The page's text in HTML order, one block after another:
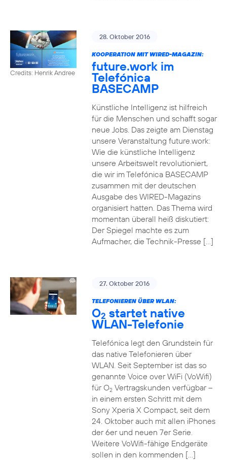
Credits: Henrik Andree
28. Oktober 2016
KOOPERATION MIT WIRED-MAGAZIN:
future.work im
Telefónica
BASECAMP
Künstliche Intelligenz ist hilfreich
für die Menschen und schafft sogar
neue Jobs. Das zeigte am Dienstag
unsere Veranstaltung future.work:
Wie die künstliche Intelligenz
unsere Arbeitswelt revolutioniert,
die wir im Telefónica BASECAMP
zusammen mit der deutschen
Ausgabe des WIRED-Magazins
organisiert hatten. Das Thema wird
momentan überall heiß diskutiert:
Der Spiegel machte es zum
Aufmacher, die Technik-Presse […]
27. Oktober 2016
TELEFONIEREN ÜBER WLAN:
O2 startet native
WLAN-Telefonie
Telefónica legt den Grundstein für
das native Telefonieren über
WLAN. Seit September ist das so
genannte Voice over WiFi (VoWifi)
für O2Vertragskunden verfügbar –
in einem ersten Schritt mit dem
Sony Xperia X Compact, seit dem
24. Oktober auch mit allen iPhones
der 6er und neuen 7er Serie.
Weitere VoWifi-fähige Endgeräte
sollen in den kommenden […]